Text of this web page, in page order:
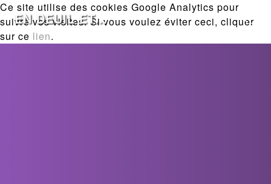
Ce site utilise des cookies Google Analytics pour
suivre vos visites. Si vous voulez éviter ceci, cliquer
sur ce lien.
EN DEUIL ET...